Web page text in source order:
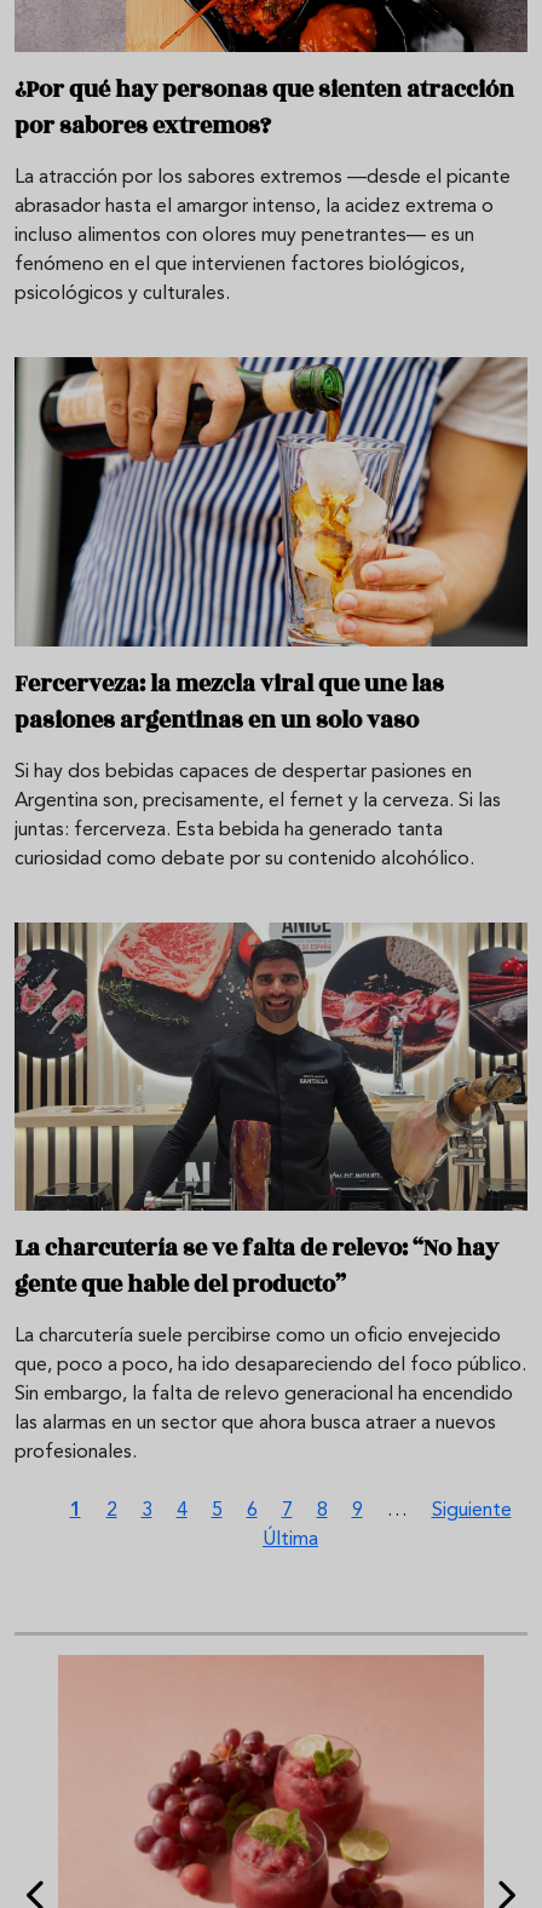
¿Por qué hay personas que sienten atracción
por sabores extremos?
La atracción por los sabores extremos —desde el picante
abrasador hasta el amargor intenso, la acidez extrema o
incluso alimentos con olores muy penetrantes— es un
fenómeno en el que intervienen factores biológicos,
psicológicos y culturales.
Fercerveza: la mezcla viral que une las
pasiones argentinas en un solo vaso
Si hay dos bebidas capaces de despertar pasiones en
Argentina son, precisamente, el fernet y la cerveza. Si las
juntas: fercerveza. Esta bebida ha generado tanta
curiosidad como debate por su contenido alcohólico.
La charcutería se ve falta de relevo: “No hay
gente que hable del producto”
La charcutería suele percibirse como un oficio envejecido
que, poco a poco, ha ido desapareciendo del foco público.
Sin embargo, la falta de relevo generacional ha encendido
las alarmas en un sector que ahora busca atraer a nuevos
profesionales.
Paginación
Página actual
1 Página
2 Página
3 Página
4 Página
5 Página
6 Página
7 Página
8 Página
9 … Siguiente
Siguiente
Última página
Última